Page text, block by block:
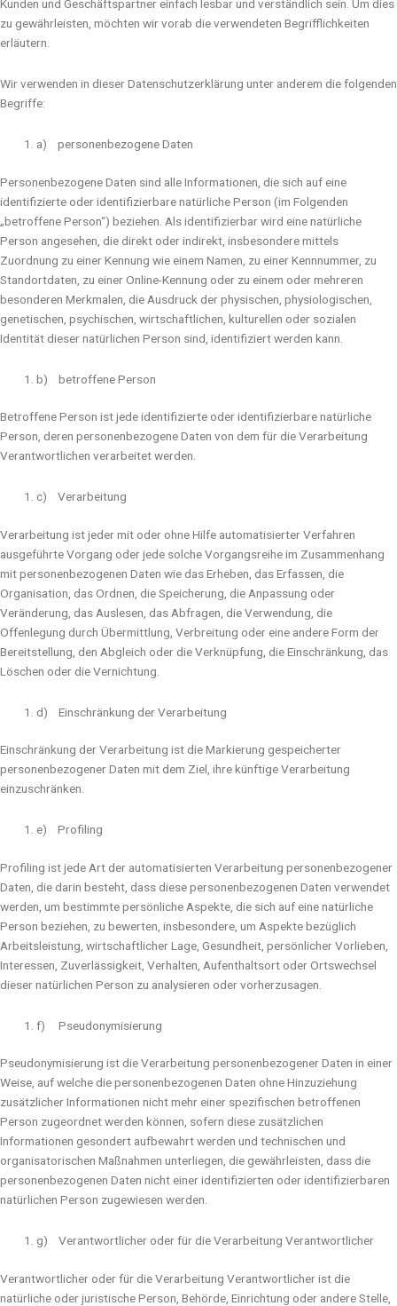
Kunden und Geschäftspartner einfach lesbar und verständlich sein. Um dies
zu gewährleisten, möchten wir vorab die verwendeten Begrifflichkeiten
erläutern.
Wir verwenden in dieser Datenschutzerklärung unter anderem die folgenden
Begriffe:
a) personenbezogene Daten
Personenbezogene Daten sind alle Informationen, die sich auf eine
identifizierte oder identifizierbare natürliche Person (im Folgenden
„betroffene Person“) beziehen. Als identifizierbar wird eine natürliche
Person angesehen, die direkt oder indirekt, insbesondere mittels
Zuordnung zu einer Kennung wie einem Namen, zu einer Kennnummer, zu
Standortdaten, zu einer Online-Kennung oder zu einem oder mehreren
besonderen Merkmalen, die Ausdruck der physischen, physiologischen,
genetischen, psychischen, wirtschaftlichen, kulturellen oder sozialen
Identität dieser natürlichen Person sind, identifiziert werden kann.
b) betroffene Person
Betroffene Person ist jede identifizierte oder identifizierbare natürliche
Person, deren personenbezogene Daten von dem für die Verarbeitung
Verantwortlichen verarbeitet werden.
c) Verarbeitung
Verarbeitung ist jeder mit oder ohne Hilfe automatisierter Verfahren
ausgeführte Vorgang oder jede solche Vorgangsreihe im Zusammenhang
mit personenbezogenen Daten wie das Erheben, das Erfassen, die
Organisation, das Ordnen, die Speicherung, die Anpassung oder
Veränderung, das Auslesen, das Abfragen, die Verwendung, die
Offenlegung durch Übermittlung, Verbreitung oder eine andere Form der
Bereitstellung, den Abgleich oder die Verknüpfung, die Einschränkung, das
Löschen oder die Vernichtung.
d) Einschränkung der Verarbeitung
Einschränkung der Verarbeitung ist die Markierung gespeicherter
personenbezogener Daten mit dem Ziel, ihre künftige Verarbeitung
einzuschränken.
e) Profiling
Profiling ist jede Art der automatisierten Verarbeitung personenbezogener
Daten, die darin besteht, dass diese personenbezogenen Daten verwendet
werden, um bestimmte persönliche Aspekte, die sich auf eine natürliche
Person beziehen, zu bewerten, insbesondere, um Aspekte bezüglich
Arbeitsleistung, wirtschaftlicher Lage, Gesundheit, persönlicher Vorlieben,
Interessen, Zuverlässigkeit, Verhalten, Aufenthaltsort oder Ortswechsel
dieser natürlichen Person zu analysieren oder vorherzusagen.
f) Pseudonymisierung
Pseudonymisierung ist die Verarbeitung personenbezogener Daten in einer
Weise, auf welche die personenbezogenen Daten ohne Hinzuziehung
zusätzlicher Informationen nicht mehr einer spezifischen betroffenen
Person zugeordnet werden können, sofern diese zusätzlichen
Informationen gesondert aufbewahrt werden und technischen und
organisatorischen Maßnahmen unterliegen, die gewährleisten, dass die
personenbezogenen Daten nicht einer identifizierten oder identifizierbaren
natürlichen Person zugewiesen werden.
g) Verantwortlicher oder für die Verarbeitung Verantwortlicher
Verantwortlicher oder für die Verarbeitung Verantwortlicher ist die
natürliche oder juristische Person, Behörde, Einrichtung oder andere Stelle,